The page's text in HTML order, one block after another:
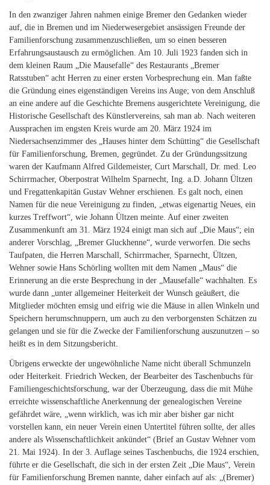
In den zwanziger Jahren nahmen einige Bremer den Gedanken wieder
auf, die in Bremen und im Niederwesergebiet ansässigen Freunde der
Familienforschung zusammenzuschließen, um so einen besseren
Erfahrungsaustausch zu ermöglichen. Am 10. Juli 1923 fanden sich in
dem kleinen Raum „Die Mausefalle“ des Restaurants „Bremer
Ratsstuben“ acht Herren zu einer ersten Vorbesprechung ein. Man faßte
die Gründung eines eigenständigen Vereins ins Auge; von dem Anschluß
an eine andere auf die Geschichte Bremens ausgerichtete Vereinigung, die
Historische Gesellschaft des Künstlervereins, sah man ab. Nach weiteren
Aussprachen im engsten Kreis wurde am 20. März 1924 im
Niedersachsenzimmer des „Hauses hinter dem Schütting“ die Gesellschaft
für Familienforschung, Bremen, gegründet. Zu der Gründungssitzung
waren der Kaufmann Alfred Gildemeister, Curt Marschall, Dr. med. Leo
Schirrmacher, Oberpostrat Wilhelm Sparnecht, Ing. a.D. Johann Ültzen
und Fregattenkapitän Gustav Wehner erschienen. Es galt noch, einen
Namen für die neue Vereinigung zu finden, „etwas eigenartig Neues, ein
kurzes Treffwort“, wie Johann Ültzen meinte. Auf einer zweiten
Zusammenkunft am 31. März 1924 einigt man sich auf „Die Maus“; ein
anderer Vorschlag, „Bremer Gluckhenne“, wurde verworfen. Die sechs
Taufpaten, die Herren Marschall, Schirrmacher, Sparnecht, Ültzen,
Wehner sowie Hans Schörling wollten mit dem Namen „Maus“ die
Erinnerung an die erste Besprechung in der „Mausefalle“ wachhalten. Es
wurde dann „unter allgemeiner Heiterkeit der Wunsch geäußert, die
Mitglieder möchten emsig und eifrig wie die Mäuse in allen Winkeln und
Speichern herumschnuppern, um auch zu den verborgensten Schätzen zu
gelangen und sie für die Zwecke der Familienforschung auszunutzen – so
heißt es in dem Sitzungsbericht.
Übrigens erweckte der ungewöhnliche Name nicht überall Schmunzeln
oder Heiterkeit. Friedrich Wecken, der Bearbeiter des Taschenbuchs für
Familiengeschichtsforschung, war der Überzeugung, dass die mit Mühe
erreichte wissenschaftliche Anerkennung der genealogischen Vereine
gefährdet wäre, „wenn wirklich, was ich mir aber bisher gar nicht
vorstellen kann, ein neuer Verein einen Untertitel führen sollte, der alles
andere als Wissenschaftlichkeit ankündet“ (Brief an Gustav Wehner vom
21. Mai 1924). In der 3. Auflage seines Taschenbuchs, die 1924 erschien,
führte er die Gesellschaft, die sich in der ersten Zeit „Die Maus“, Verein
für Familienforschung Bremen nannte, daher einfach auf als: „(Bremer)